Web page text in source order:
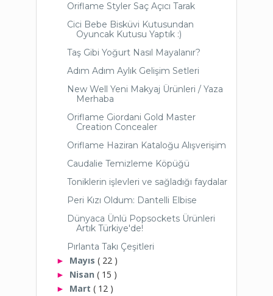
Oriflame Styler Saç Açıcı Tarak
Cici Bebe Bisküvi Kutusundan
Oyuncak Kutusu Yaptık :)
Taş Gibi Yoğurt Nasıl Mayalanır?
Adım Adım Aylık Gelişim Setleri
New Well Yeni Makyaj Ürünleri / Yaza
Merhaba
Oriflame Giordani Gold Master
Creation Concealer
Oriflame Haziran Kataloğu Alışverişim
Caudalie Temizleme Köpüğü
Toniklerin işlevleri ve sağladığı faydalar
Peri Kızı Oldum: Dantelli Elbise
Dünyaca Ünlü Popsockets Ürünleri
Artık Türkiye'de!
Pırlanta Takı Çeşitleri
► Mayıs ( 22 )
► Nisan ( 15 )
► Mart ( 12 )